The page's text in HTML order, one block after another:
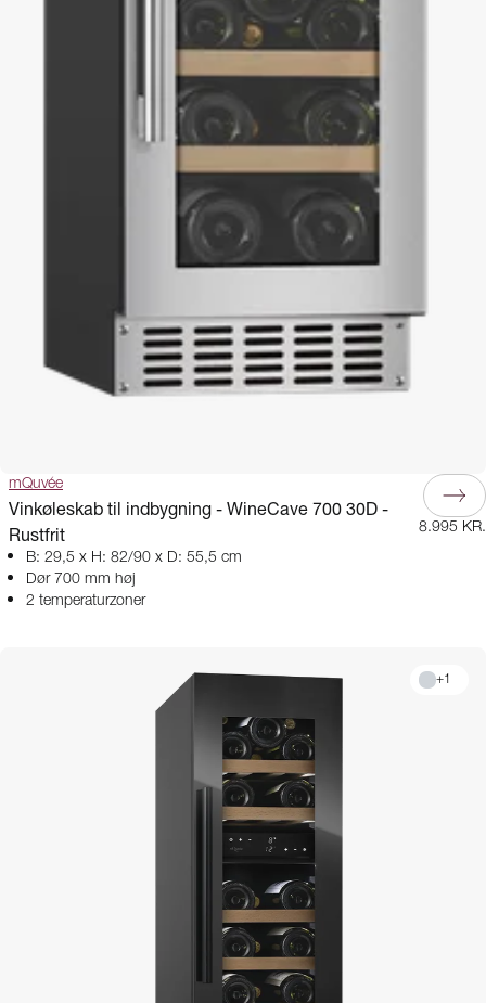
mQuvée
Vinkøleskab til indbygning - WineCave 700 30D -
Rustfrit
B: 29,5 x H: 82/90 x D: 55,5 cm
Dør 700 mm høj
2 temperaturzoner
8.995 KR.
+1